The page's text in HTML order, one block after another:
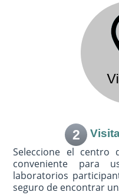
2
Seleccione el centro
conveniente para
laboratorios
seguro de encontrar